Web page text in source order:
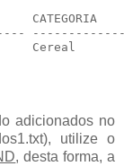
CATEGORIA
Cereal
adicionados no
utilize o
, desta forma, a